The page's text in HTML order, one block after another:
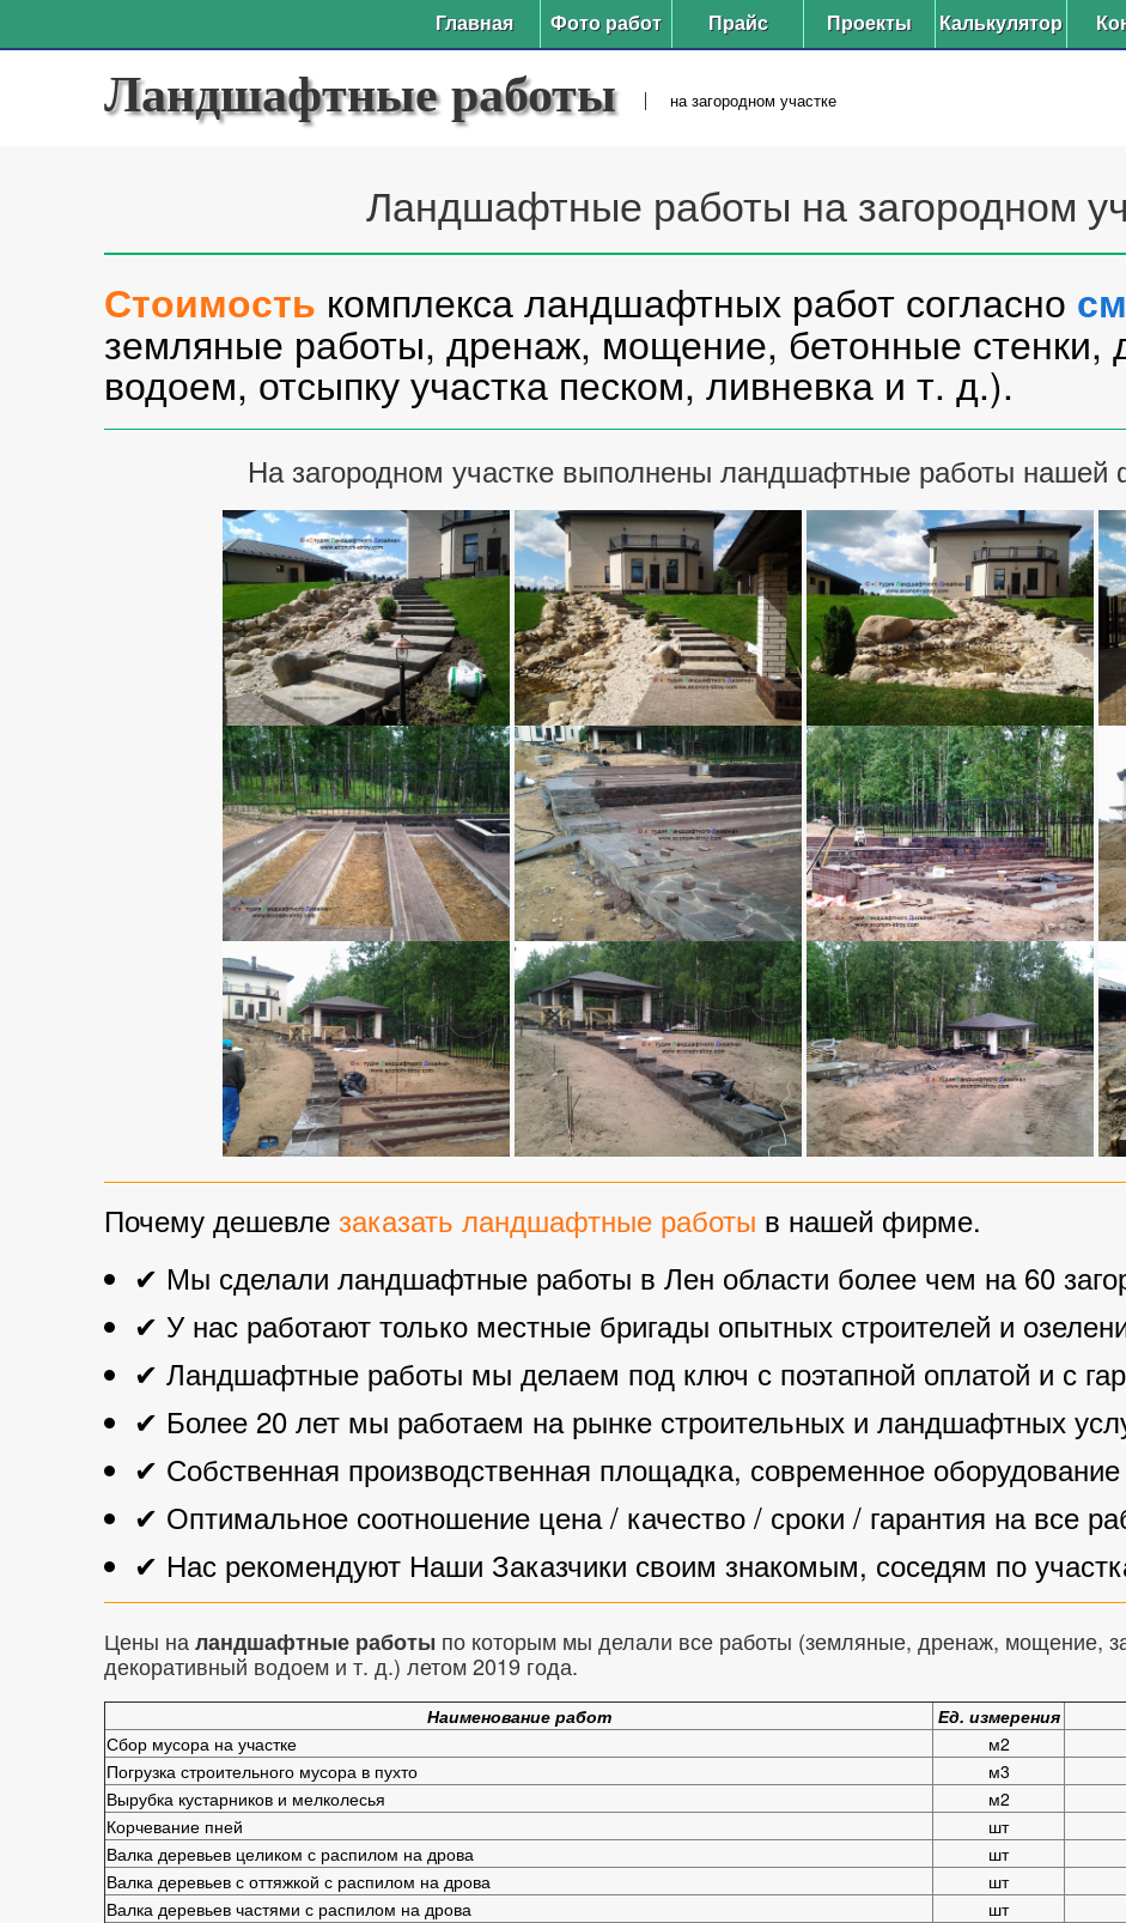
Главная Фото работ Прайс Проекты Калькулятор
Ландшафтные работы на загородном участке
Ландшафтные работы на загородном
Стоимость комплекса ландшафтных работ согласно
земляные работы, дренаж, мощение, бетонные стенки,
водоем, отсыпку участка песком, ливневка и т. д.).
На загородном участке выполнены ландшафтные работы
Почему дешевле заказать ландшафтные работы в нашей фирме.
✔ Мы сделали ландшафтные работы в Лен области более чем на 60
✔ У нас работают только местные бригады опытных строителей и
✔ Ландшафтные работы мы делаем под ключ с поэтапной оплатой и с
✔ Более 20 лет мы работаем на рынке строительных и ландшафтных
✔ Собственная производственная площадка, современное оборудование
✔ Оптимальное соотношение цена / качество / сроки / гарантия на все
✔ Нас рекомендуют Наши Заказчики своим знакомым, соседям по
Цены на ландшафтные работы по которым мы делали все работы (земляные, дренаж, мощение,
декоративный водоем и т. д.) летом 2019 года.
Наименование работ Ед. измерения
Сбор мусора на участке
м2
Погрузка строительного мусора в пухто
м3
Вырубка кустарников и мелколесья
м2
Корчевание пней
шт
Валка деревьев целиком с распилом на дрова
шт
Валка деревьев с оттяжкой с распилом на дрова
шт
Валка деревьев частями с распилом на дрова
шт